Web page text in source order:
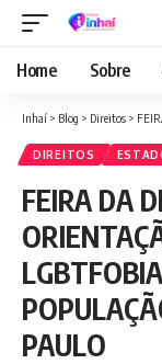
Home Sobre
Inhaí > Blog > Direitos > FEIRA
DIREITOS
FEIRA DA
PAULO